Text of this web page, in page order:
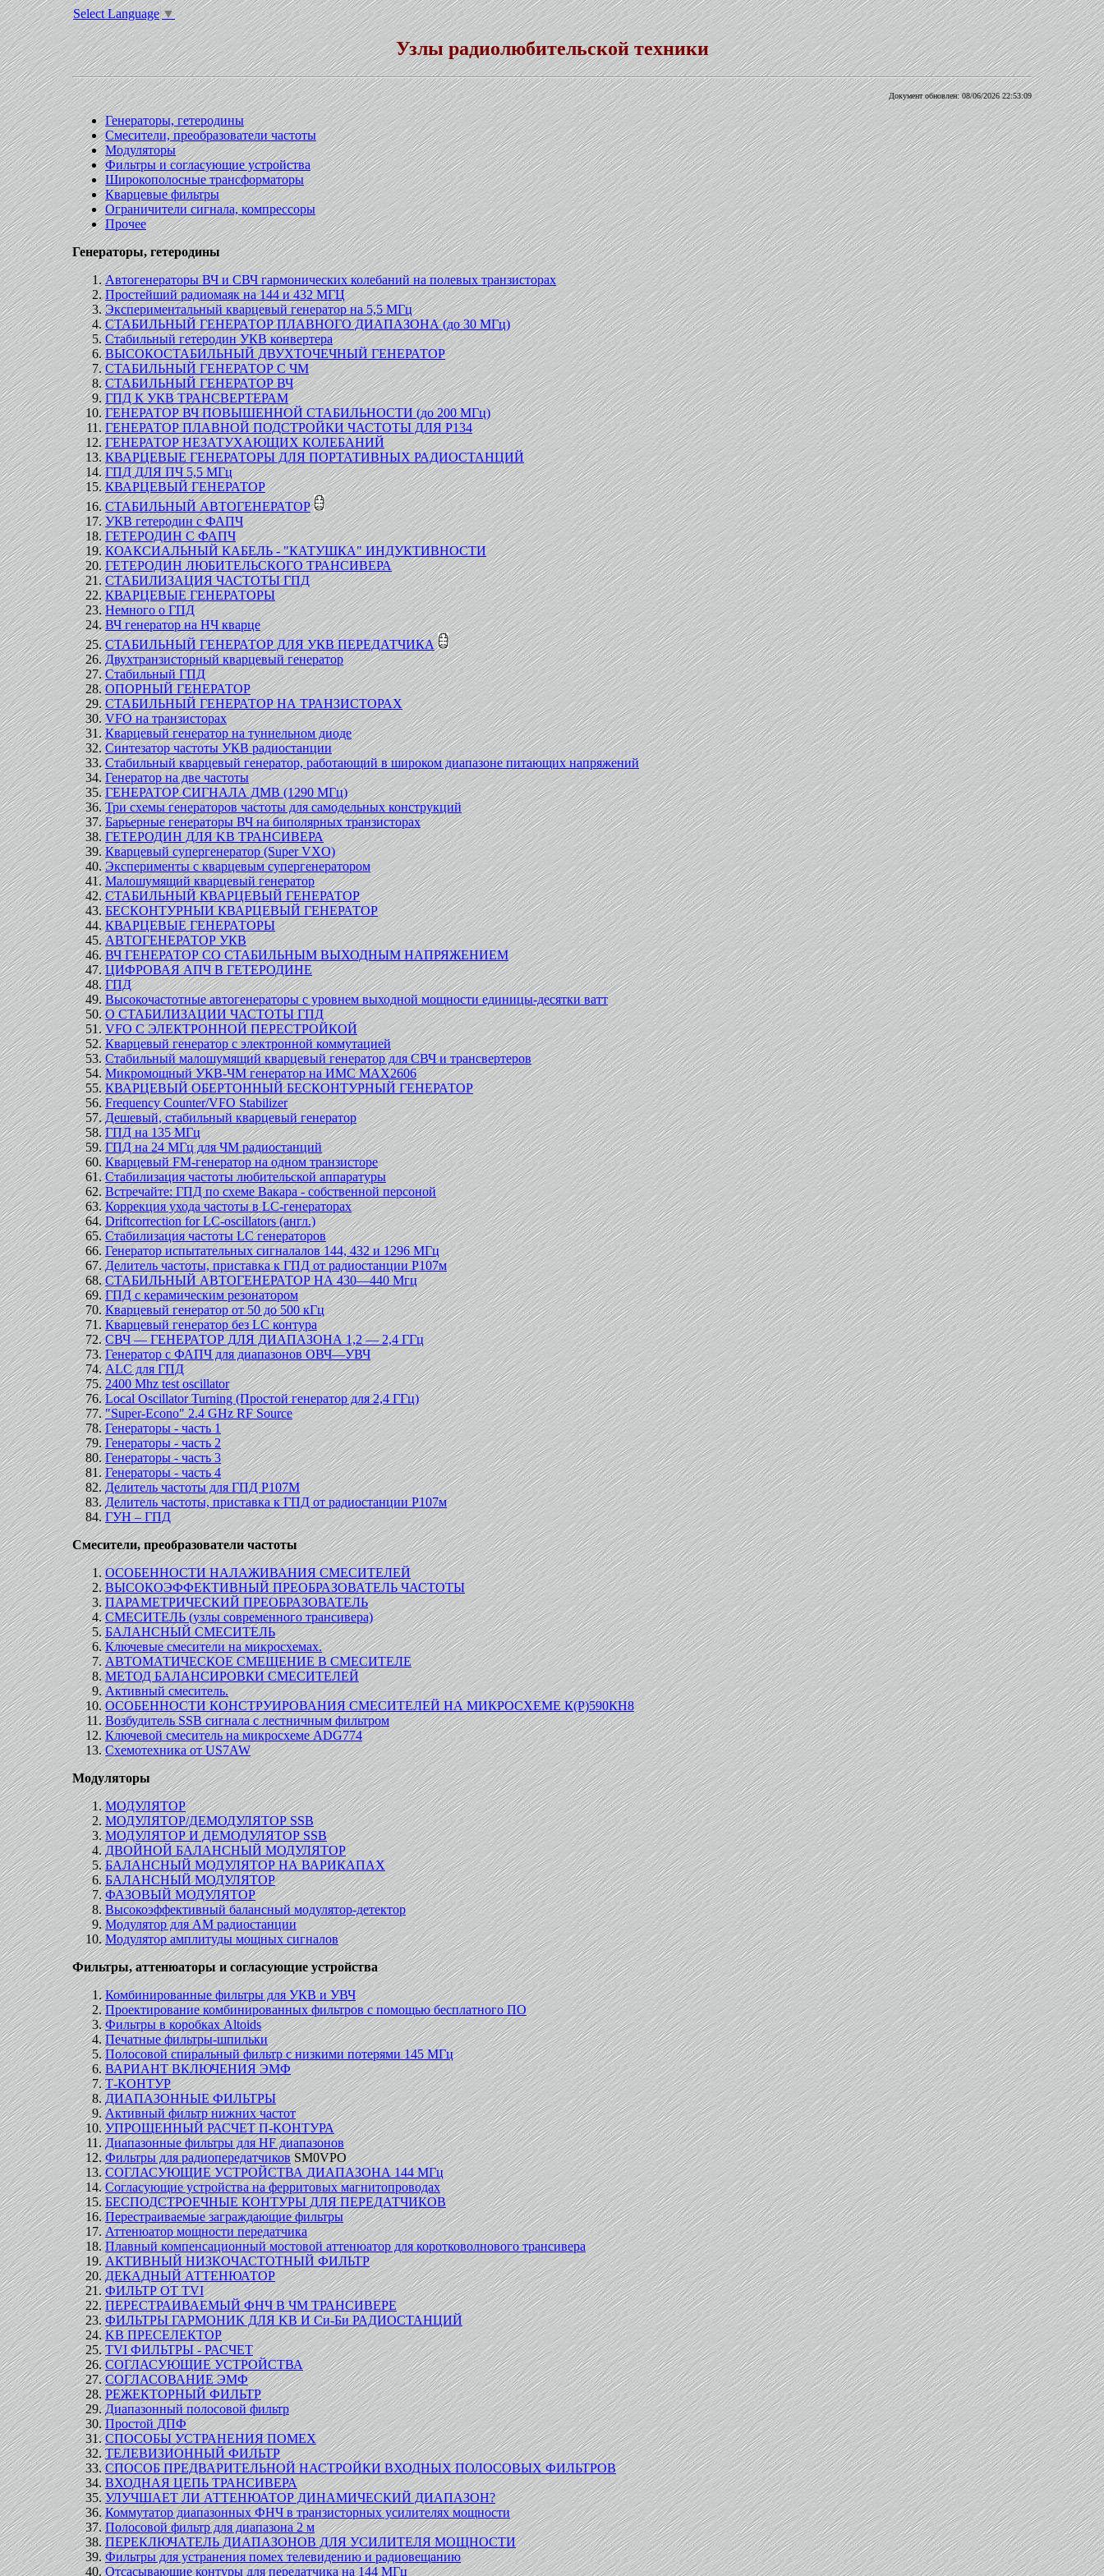
Select Language ▼
Узлы радиолюбительской техники
Документ обновлен:08/06/2026 22:53:09
Генераторы, гетеродины
Смесители, преобразователи частоты
Модуляторы
Фильтры и согласующие устройства
Широкополосные трансформаторы
Кварцевые фильтры
Ограничители сигнала, компрессоры
Прочее
Генераторы, гетеродины
Автогенераторы ВЧ и СВЧ гармонических колебаний на полевых транзисторах
Простейший радиомаяк на 144 и 432 МГЦ
Экспериментальный кварцевый генератор на 5,5 МГц
СТАБИЛЬНЫЙ ГЕНЕРАТОР ПЛАВНОГО ДИАПАЗОНА (до 30 МГц)
Стабильный гетеродин УКВ конвертера
ВЫСОКОСТАБИЛЬНЫЙ ДВУХТОЧЕЧНЫЙ ГЕНЕРАТОР
СТАБИЛЬНЫЙ ГЕНЕРАТОР С ЧМ
СТАБИЛЬНЫЙ ГЕНЕРАТОР ВЧ
ГПД К УКВ ТРАНСВЕРТЕРАМ
ГЕНЕРАТОР ВЧ ПОВЫШЕННОЙ СТАБИЛЬНОСТИ (до 200 МГц)
ГЕНЕРАТОР ПЛАВНОЙ ПОДСТРОЙКИ ЧАСТОТЫ ДЛЯ Р134
ГЕНЕРАТОР НЕЗАТУХАЮЩИХ КОЛЕБАНИЙ
КВАРЦЕВЫЕ ГЕНЕРАТОРЫ ДЛЯ ПОРТАТИВНЫХ РАДИОСТАНЦИЙ
ГПД ДЛЯ ПЧ 5,5 МГц
КВАРЦЕВЫЙ ГЕНЕРАТОР
СТАБИЛЬНЫЙ АВТОГЕНЕРАТОР
УКВ гетеродин с ФАПЧ
ГЕТЕРОДИН С ФАПЧ
КОАКСИАЛЬНЫЙ КАБЕЛЬ - "КАТУШКА" ИНДУКТИВНОСТИ
ГЕТЕРОДИН ЛЮБИТЕЛЬСКОГО ТРАНСИВЕРА
СТАБИЛИЗАЦИЯ ЧАСТОТЫ ГПД
КВАРЦЕВЫЕ ГЕНЕРАТОРЫ
Немного о ГПД
ВЧ генератор на НЧ кварце
СТАБИЛЬНЫЙ ГЕНЕРАТОР ДЛЯ УКВ ПЕРЕДАТЧИКА
Двухтранзисторный кварцевый генератор
Стабильный ГПД
ОПОРНЫЙ ГЕНЕРАТОР
СТАБИЛЬНЫЙ ГЕНЕРАТОР НА ТРАНЗИСТОРАХ
VFO на транзисторах
Кварцевый генератор на туннельном диоде
Синтезатор частоты УКВ радиостанции
Стабильный кварцевый генератор, работающий в широком диапазоне питающих напряжений
Генератор на две частоты
ГЕНЕРАТОР СИГНАЛА ДМВ (1290 МГц)
Три схемы генераторов частоты для самодельных конструкций
Барьерные генераторы ВЧ на биполярных транзисторах
ГЕТЕРОДИН ДЛЯ KB ТРАНСИВЕРА
Кварцевый супергенератор (Super VXO)
Эксперименты с кварцевым супергенератором
Малошумящий кварцевый генератор
СТАБИЛЬНЫЙ КВАРЦЕВЫЙ ГЕНЕРАТОР
БЕСКОНТУРНЫИ КВАРЦЕВЫЙ ГЕНЕРАТОР
КВАРЦЕВЫЕ ГЕНЕРАТОРЫ
АВТОГЕНЕРАТОР УКВ
ВЧ ГЕНЕРАТОР СО СТАБИЛЬНЫМ ВЫХОДНЫМ НАПРЯЖЕНИЕМ
ЦИФРОВАЯ АПЧ В ГЕТЕРОДИНЕ
ГПД
Высокочастотные автогенераторы с уровнем выходной мощности единицы-десятки ватт
О СТАБИЛИЗАЦИИ ЧАСТОТЫ ГПД
VFO С ЭЛЕКТРОННОЙ ПЕРЕСТРОЙКОЙ
Кварцевый генератор с электронной коммутацией
Стабильный малошумящий кварцевый генератор для СВЧ и трансвертеров
Микромощный УКВ-ЧМ генератор на ИМС МАХ2606
КВАРЦЕВЫЙ ОБЕРТОННЫЙ БЕСКОНТУРНЫЙ ГЕНЕРАТОР
Frequency Counter/VFO Stabilizer
Дешевый, стабильный кварцевый генератор
ГПД на 135 МГц
ГПД на 24 МГц для ЧМ радиостанций
Кварцевый FM-генератор на одном транзисторе
Стабилизация частоты любительской аппаратуры
Встречайте: ГПД по схеме Вакара - собственной персоной
Коррекция ухода частоты в LC-генераторах
Driftcorrection for LC-oscillators (англ.)
Стабилизация частоты LC генераторов
Генератор испытательных сигналалов 144, 432 и 1296 МГц
Делитель частоты, приставка к ГПД от радиостанции Р107м
СТАБИЛЬНЫЙ АВТОГЕНЕРАТОР НА 430—440 Мгц
ГПД с керамическим резонатором
Кварцевый генератор от 50 до 500 кГц
Кварцевый генератор без LC контура
СВЧ — ГЕНЕРАТОР ДЛЯ ДИАПАЗОНА 1,2 — 2,4 ГГц
Генератор с ФАПЧ для диапазонов ОВЧ—УВЧ
ALC для ГПД
2400 Mhz test oscillator
Local Oscillator Turning (Простой генератор для 2,4 ГГц)
"Super-Econo" 2.4 GHz RF Source
Генераторы - часть 1
Генераторы - часть 2
Генераторы - часть 3
Генераторы - часть 4
Делитель частоты для ГПД Р107М
Делитель частоты, приставка к ГПД от радиостанции Р107м
ГУН – ГПД
Смесители, преобразователи частоты
ОСОБЕННОСТИ НАЛАЖИВАНИЯ СМЕСИТЕЛЕЙ
ВЫСОКОЭФФЕКТИВНЫЙ ПРЕОБРАЗОВАТЕЛЬ ЧАСТОТЫ
ПАРАМЕТРИЧЕСКИЙ ПРЕОБРАЗОВАТЕЛЬ
СМЕСИТЕЛЬ (узлы современного трансивера)
БАЛАНСНЫЙ СМЕСИТЕЛЬ
Ключевые смесители на микросхемах.
АВТОМАТИЧЕСКОЕ СМЕЩЕНИЕ В СМЕСИТЕЛЕ
МЕТОД БАЛАНСИРОВКИ СМЕСИТЕЛЕЙ
Активный смеситель.
ОСОБЕННОСТИ КОНСТРУИРОВАНИЯ СМЕСИТЕЛЕЙ НА МИКРОСХЕМЕ К(Р)590КН8
Возбудитель SSB сигнала с лестничным фильтром
Ключевой смеситель на микросхеме ADG774
Схемотехника от US7AW
Модуляторы
МОДУЛЯТОР
МОДУЛЯТОР/ДЕМОДУЛЯТОР SSB
МОДУЛЯТОР И ДЕМОДУЛЯТОР SSB
ДВОЙНОЙ БАЛАНСНЫЙ МОДУЛЯТОР
БАЛАНСНЫЙ МОДУЛЯТОР НА ВАРИКАПАХ
БАЛАНСНЫЙ МОДУЛЯТОР
ФАЗОВЫЙ МОДУЛЯТОР
Высокоэффективный балансный модулятор-детектор
Модулятор для АМ радиостанции
Модулятор амплитуды мощных сигналов
Фильтры, аттенюаторы и согласующие устройства
Комбинированные фильтры для УКВ и УВЧ
Проектирование комбинированных фильтров с помощью бесплатного ПО
Фильтры в коробках Altoids
Печатные фильтры-шпильки
Полосовой спиральный фильтр с низкими потерями 145 МГц
ВАРИАНТ ВКЛЮЧЕНИЯ ЭМФ
Т-КОНТУР
ДИАПАЗОННЫЕ ФИЛЬТРЫ
Активный фильтр нижних частот
УПРОЩЕННЫЙ РАСЧЕТ П-КОНТУРА
Диапазонные фильтры для HF диапазонов
Фильтры для радиопередатчиковSМ0VРО
СОГЛАСУЮЩИЕ УСТРОЙСТВА ДИАПАЗОНА 144 МГц
Согласующие устройства на ферритовых магнитопроводах
БЕСПОДСТРОЕЧНЫЕ КОНТУРЫ ДЛЯ ПЕРЕДАТЧИКОВ
Перестраиваемые заграждающие фильтры
Аттенюатор мощности передатчика
Плавный компенсационный мостовой аттенюатор для коротковолнового трансивера
АКТИВНЫЙ НИЗКОЧАСТОТНЫЙ ФИЛЬТР
ДЕКАДНЫЙ АТТЕНЮАТОР
ФИЛЬТР ОТ TVI
ПЕРЕСТРАИВАЕМЫЙ ФНЧ В ЧМ ТРАНСИВЕРЕ
ФИЛЬТРЫ ГАРМОНИК ДЛЯ KB И Си-Би РАДИОСТАНЦИЙ
KB ПРЕСЕЛЕКТОР
TVI ФИЛЬТРЫ - РАСЧЕТ
CОГЛАСУЮЩИЕ УСТРОЙСТВА
СОГЛАСОВАНИЕ ЭМФ
РЕЖЕКТОРНЫЙ ФИЛЬТР
Диапазонный полосовой фильтр
Простой ДПФ
СПОСОБЫ УСТРАНЕНИЯ ПОМЕХ
ТЕЛЕВИЗИОННЫЙ ФИЛЬТР
СПОСОБ ПРЕДВАРИТЕЛЬНОЙ НАСТРОЙКИ ВХОДНЫХ ПОЛОСОВЫХ ФИЛЬТРОВ
ВХОДНАЯ ЦЕПЬ ТРАНСИВЕРА
УЛУЧШАЕТ ЛИ АТТЕНЮАТОР ДИНАМИЧЕСКИЙ ДИАПАЗОН?
Коммутатор диапазонных ФНЧ в транзисторных усилителях мощности
Полосовой фильтр для диапазона 2 м
ПЕРЕКЛЮЧАТЕЛЬ ДИАПАЗОНОВ ДЛЯ УСИЛИТЕЛЯ МОЩНОСТИ
Фильтры для устранения помех телевидению и радиовещанию
Отсасывающие контуры для передатчика на 144 МГц